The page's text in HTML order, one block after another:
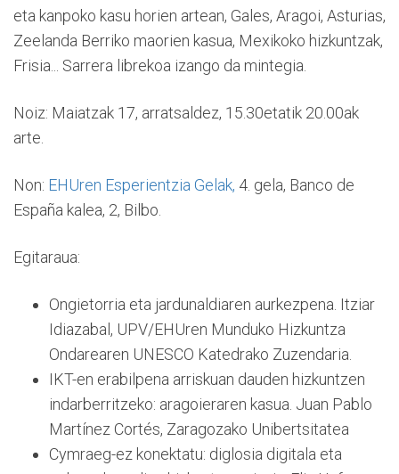
eta kanpoko kasu horien artean, Gales, Aragoi, Asturias,
Zeelanda Berriko maorien kasua, Mexikoko hizkuntzak,
Frisia... Sarrera librekoa izango da mintegia.
Noiz: Maiatzak 17, arratsaldez, 15.30etatik 20.00ak
arte.
Non: EHUren Esperientzia Gelak, 4. gela, Banco de
España kalea, 2, Bilbo.
Egitaraua:
Ongietorria eta jardunaldiaren aurkezpena. Itziar
Idiazabal, UPV/EHUren Munduko Hizkuntza
Ondarearen UNESCO Katedrako Zuzendaria.
IKT-en erabilpena arriskuan dauden hizkuntzen
indarberritzeko: aragoieraren kasua. Juan Pablo
Martínez Cortés, Zaragozako Unibertsitatea
Cymraeg-ez konektatu: diglosia digitala eta